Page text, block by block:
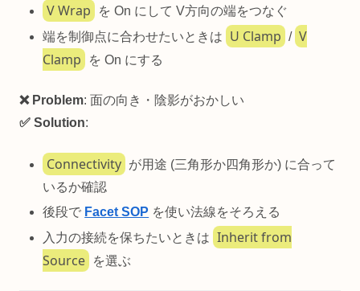
V Wrap
を On にして V方向の端をつなぐ
端を制御点に合わせたいときは
U Clamp / V
Clamp
を On にする
❌ Problem: 面の向き・陰影がおかしい
✅ Solution:
Connectivity が用途 (三角形か四角形か) に合って
いるか確認
後段で Facet SOP を使い法線をそろえる
入力の接続を保ちたいときは Inherit from
Source
を選ぶ